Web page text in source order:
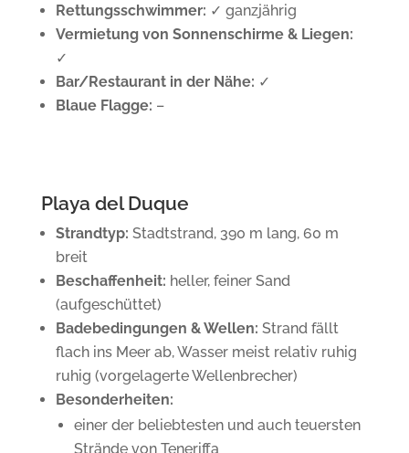
Rettungsschwimmer: ✓ ganzjährig
Vermietung von Sonnenschirme & Liegen:
✓
Bar/Restaurant in der Nähe: ✓
Blaue Flagge: –
Playa del Duque
Strandtyp: Stadtstrand, 390 m lang, 60 m
breit
Beschaffenheit: heller, feiner Sand
(aufgeschüttet)
Badebedingungen & Wellen: Strand fällt
flach ins Meer ab, Wasser meist relativ ruhig
ruhig (vorgelagerte Wellenbrecher)
Besonderheiten:
einer der beliebtesten und auch teuersten
Strände von Teneriffa